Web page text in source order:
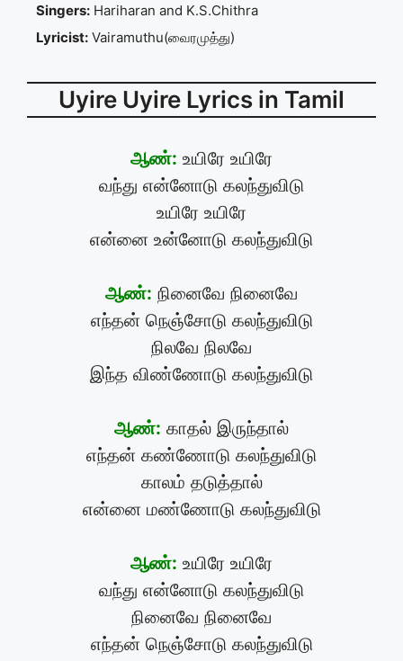
Singers: Hariharan and K.S.Chithra
Lyricist: Vairamuthu(வைரமுத்து)
Uyire Uyire Lyrics in Tamil
ஆண்: உயிரே உயிரே
வந்து என்னோடு கலந்துவிடு
உயிரே உயிரே
என்னை உன்னோடு கலந்துவிடு
ஆண்: நினைவே நினைவே
எந்தன் நெஞ்சோடு கலந்துவிடு
நிலவே நிலவே
இந்த விண்ணோடு கலந்துவிடு
ஆண்: காதல் இருந்தால்
எந்தன் கண்ணோடு கலந்துவிடு
காலம் தடுத்தால்
என்னை மண்ணோடு கலந்துவிடு
ஆண்: உயிரே உயிரே
வந்து என்னோடு கலந்துவிடு
நினைவே நினைவே
எந்தன் நெஞ்சோடு கலந்துவிடு